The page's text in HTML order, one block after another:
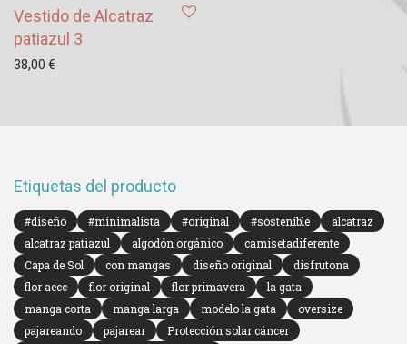
Vestido de Alcatraz
patiazul 3
38,00 €
Etiquetas del producto
#diseño #minimalista #original #sostenible
alcatraz
alcatraz patiazul
algodón orgánico
camisetadiferente
Capa de Sol
con mangas diseño original
disfrutona
flor aecc
flor original flor primavera
la gata
manga corta
manga larga modelo la gata
oversize
pajareando
pajarear
Protección solar cáncer